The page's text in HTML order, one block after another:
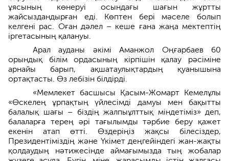
ұясының көнеруі осындағы шағын жұртты
жайсыздандырған еді. Көптен бері мәселе болып
келгені рас. Оған дәлел – кеше ғана жаңа мектептің
іргетасының қалануы.
Арал ауданы әкімі Аманжол Оңғарбаев 60
орындық білім ордасының кірпішін қалау рәсіміне
арнайы барып, ақшатаулықтардың қуанышына
ортақтасты. Өз лебізін білдірді.
«Мемлекет басшысы Қасым-Жомарт Кемелұлы
«Өскелең ұрпақтың үйлесімді дамуы мен бақытты
балалық шағы – біздің жалпыұлттық міндетіміз» деп,
балаларға терең әрі тағылымды тәрбие беру қажет
екенін атап өтті. Өздеріңіз жақсы білесіздер,
Президентіміздің және Үкімет деңгейіндегі жан-жақты
қолдаудың нәтижесінде аймағымызда тың жобалар